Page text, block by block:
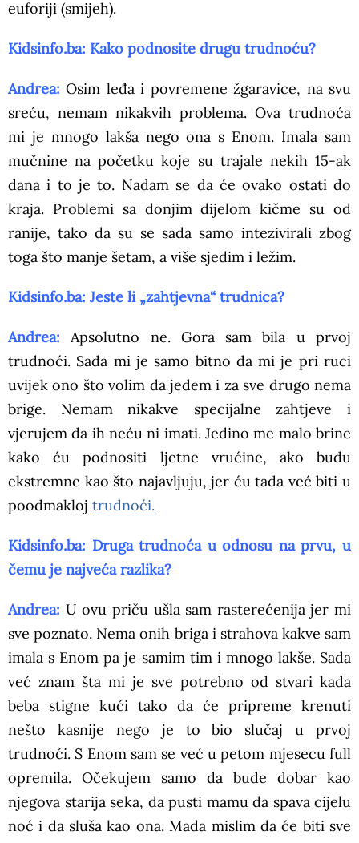
euforiji (smijeh).
Kidsinfo.ba: Kako podnosite drugu trudnoću?
Andrea: Osim leđa i povremene žgaravice, na svu
sreću, nemam nikakvih problema. Ova trudnoća
mi je mnogo lakša nego ona s Enom. Imala sam
mučnine na početku koje su trajale nekih 15-ak
dana i to je to. Nadam se da će ovako ostati do
kraja. Problemi sa donjim dijelom kičme su od
ranije, tako da su se sada samo intezivirali zbog
toga što manje šetam, a više sjedim i ležim.
Kidsinfo.ba: Jeste li „zahtjevna“ trudnica?
Andrea: Apsolutno ne. Gora sam bila u prvoj
trudnoći. Sada mi je samo bitno da mi je pri ruci
uvijek ono što volim da jedem i za sve drugo nema
brige. Nemam nikakve specijalne zahtjeve i
vjerujem da ih neću ni imati. Jedino me malo brine
kako ću podnositi ljetne vrućine, ako budu
ekstremne kao što najavljuju, jer ću tada već biti u
poodmakloj trudnoći.
Kidsinfo.ba: Druga trudnoća u odnosu na prvu, u
čemu je najveća razlika?
Andrea: U ovu priču ušla sam rasterećenija jer mi
sve poznato. Nema onih briga i strahova kakve sam
imala s Enom pa je samim tim i mnogo lakše. Sada
već znam šta mi je sve potrebno od stvari kada
beba stigne kući tako da će pripreme krenuti
nešto kasnije nego je to bio slučaj u prvoj
trudnoći. S Enom sam se već u petom mjesecu full
opremila. Očekujem samo da bude dobar kao
njegova starija seka, da pusti mamu da spava cijelu
noć i da sluša kao ona. Mada mislim da će biti sve